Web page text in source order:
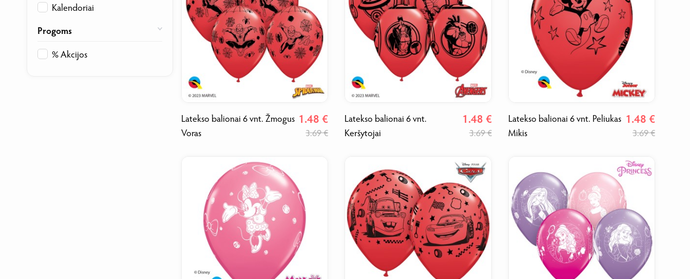
Kalendoriai
Progoms
% Akcijos
Latekso balionai 6 vnt. Žmogus
Voras
1.48 €
3.69 €
Latekso balionai 6 vnt.
Keršytojai
1.48 €
3.69 €
Latekso balionai 6 vnt. Peliukas
Mikis
1.48 €
3.69 €